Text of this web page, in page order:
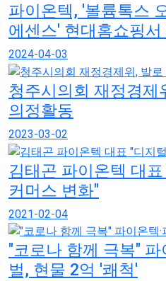
파이온텍, '볼륨톡스
에센스' 현대홈쇼핑서
2024-04-03
청주시의회 재정경제
의정활동
2023-03-02
김태곤 파이온텍 대
커머스 변화"
2021-02-04
"코로나 함께 극복"
벌, 현물 2억 '쾌척'